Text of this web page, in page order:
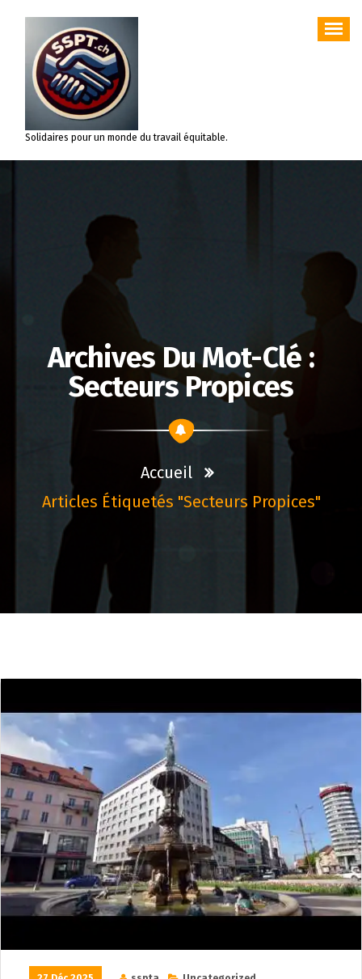
contenu
Solidaires pour un monde du travail équitable.
Archives Du Mot-Clé :
Secteurs Propices
Accueil
Articles Étiquetés "secteurs Propices"